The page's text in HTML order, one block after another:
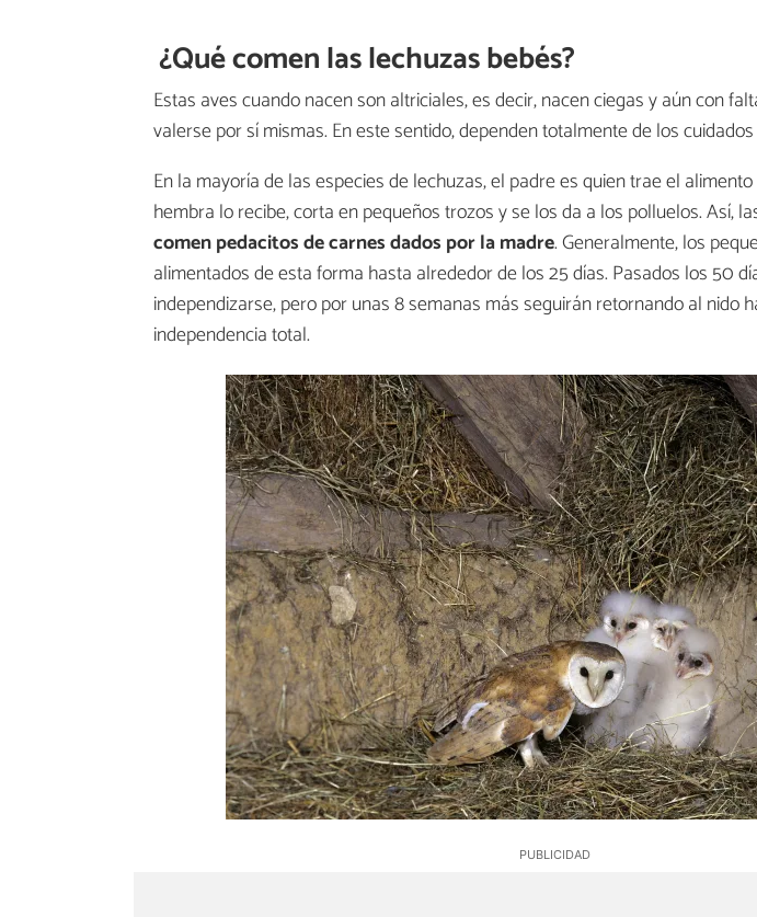
¿Qué comen las lechuzas bebés?
Estas aves cuando nacen son altriciales, es decir, nacen ciegas y aún con
valerse por sí mismas. En este sentido, dependen totalmente de los
En la mayoría de las especies de lechuzas, el padre es quien trae el
hembra lo recibe, corta en pequeños trozos y se los da a los polluelos. Así,
comen pedacitos de carnes dados por la madre. Generalmente, los
alimentados de esta forma hasta alrededor de los 25 días. Pasados los 50
independizarse, pero por unas 8 semanas más seguirán retornando al nido
independencia total.